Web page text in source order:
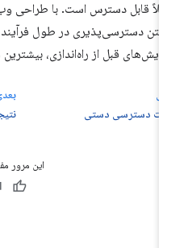
قابل دسترس است. با طراحی
دسترسی‌پذیری در طول فرآیند و
قبل از راه‌اندازی، بیشترین
دسترسی دستی
بعدی
نتیجه
این مرور مفید